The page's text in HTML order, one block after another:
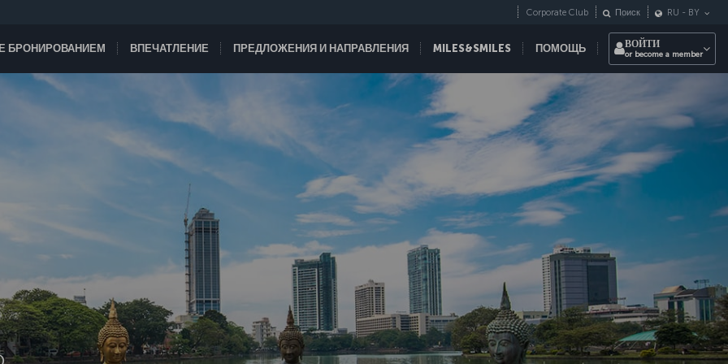
БРОНИРОВАНИЕМ ВПЕЧАТЛЕНИЕ ПРЕДЛОЖЕНИЯ И НАПРАВЛЕНИЯ MILES&SMILES ПОМОЩЬ
Corporate Club Поиск RU - BY
ВОЙТИ
or become a member